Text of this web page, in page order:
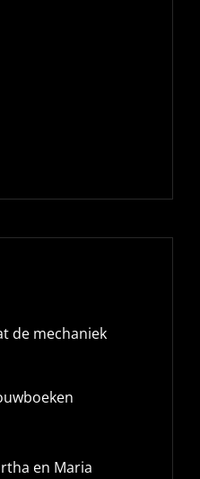
de mechaniek
en Maria